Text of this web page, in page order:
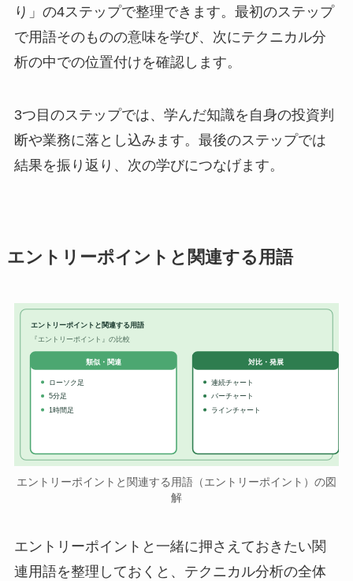
り」の4ステップで整理できます。最初のステップ
で用語そのものの意味を学び、次にテクニカル分
析の中での位置付けを確認します。
3つ目のステップでは、学んだ知識を自身の投資判
断や業務に落とし込みます。最後のステップでは
結果を振り返り、次の学びにつなげます。
エントリーポイントと関連する用語
エントリーポイントと関連する用語
『エントリーポイント』の比較
類似・関連
ローソク足
5分足
1時間足
対比・発展
連続チャート
バーチャート
ラインチャート
エントリーポイントと関連する用語（エントリーポイント）の図
解
エントリーポイントと一緒に押さえておきたい関
連用語を整理しておくと、テクニカル分析の全体